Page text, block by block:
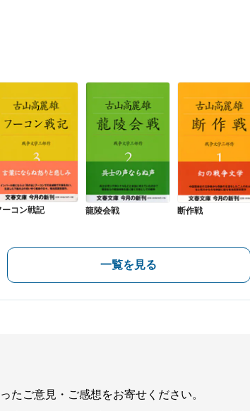
ーコン戦記 龍陵会戦 断作戦
一覧を見る
たご意見・ご感想をお寄せください。